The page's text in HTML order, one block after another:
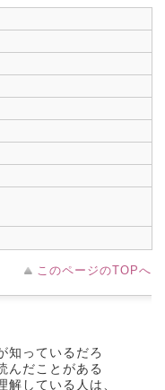
このページのTOPへ
知っているだろ
んだことがある
解している人は、